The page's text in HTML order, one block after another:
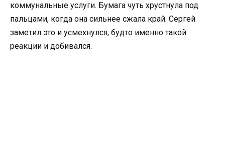
коммунальные услуги. Бумага чуть хрустнула под
пальцами, когда она сильнее сжала край. Сергей
заметил это и усмехнулся, будто именно такой
реакции и добивался.